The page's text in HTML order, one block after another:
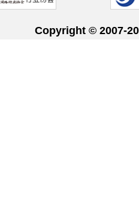
Copyright © 2007-